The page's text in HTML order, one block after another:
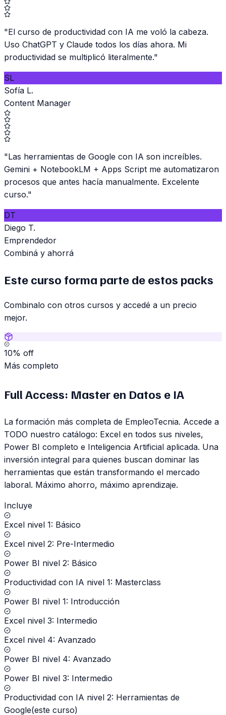
"El curso de productividad con IA me voló la cabeza.
Uso ChatGPT y Claude todos los días ahora. Mi
productividad se multiplicó literalmente."
SL
Sofía L.
Content Manager
"Las herramientas de Google con IA son increíbles.
Gemini + NotebookLM + Apps Script me automatizaron
procesos que antes hacía manualmente. Excelente
curso."
DT
Diego T.
Emprendedor
Combiná y ahorrá
Este curso forma parte de estos packs
Combinalo con otros cursos y accedé a un precio
mejor.
10% off
Más completo
Full Access: Master en Datos e IA
La formación más completa de EmpleoTecnia. Accede a
TODO nuestro catálogo: Excel en todos sus niveles,
Power BI completo e Inteligencia Artificial aplicada. Una
inversión integral para quienes buscan dominar las
herramientas que están transformando el mercado
laboral. Máximo ahorro, máximo aprendizaje.
Incluye
Excel nivel 1: Básico
Excel nivel 2: Pre-Intermedio
Power BI nivel 2: Básico
Productividad con IA nivel 1: Masterclass
Power BI nivel 1: Introducción
Excel nivel 3: Intermedio
Excel nivel 4: Avanzado
Power BI nivel 4: Avanzado
Power BI nivel 3: Intermedio
Productividad con IA nivel 2: Herramientas de
Google(este curso)